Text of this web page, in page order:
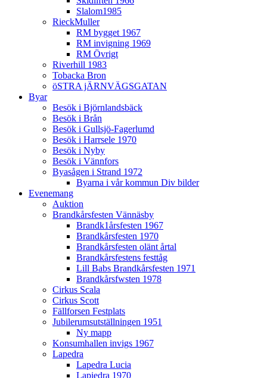
Slalom1985
RieckMuller
RM bygget 1967
RM invigning 1969
RM Övrigt
Riverhill 1983
Tobacka Bron
öSTRA jÄRNVÄGSGATAN
Byar
Besök i Björnlandsbäck
Besök i Brån
Besök i Gullsjö-Fagerlumd
Besök i Harrsele 1970
Besök i Nyby
Besök i Vännfors
Byasågen i Strand 1972
Byarna i vår kommun Div bilder
Evenemang
Auktion
Brandkårsfesten Vännäsby
Brandk1årsfesten 1967
Brandkårsfesten 1970
Brandkårsfesten olänt årtal
Brandkårsfestens festtåg
Lill Babs Brandkårsfesten 1971
Brandkårsfwsten 1978
Cirkus Scala
Cirkus Scott
Fällforsen Festplats
Jubilerumsutställningen 1951
Ny mapp
Konsumhallen invigs 1967
Lapedra
Lapedra Lucia
Lapiedra 1970